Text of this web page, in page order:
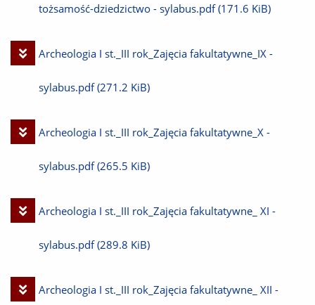
plik
tożsamość-dziedzictwo - sylabus.pdf (171.6 KiB)
Pobierz
plik
Archeologia I st._III rok_Zajęcia fakultatywne_IX -
sylabus.pdf (271.2 KiB)
Pobierz
plik
Archeologia I st._III rok_Zajęcia fakultatywne_X -
sylabus.pdf (265.5 KiB)
Pobierz
plik
Archeologia I st._III rok_Zajęcia fakultatywne_ XI -
sylabus.pdf (289.8 KiB)
Pobierz
Archeologia I st._III rok_Zajęcia fakultatywne_ XII -